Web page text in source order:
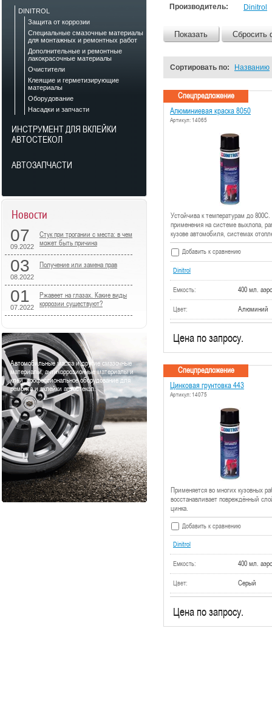
DINITROL
Защита от коррозии
Специальные смазочные материалы
для монтажных и ремонтных работ
Дополнительные и ремонтные
лакокрасочные материалы
Очистители
Клеящие и герметизирующие
материалы
Оборудование
Насадки и запчасти
ИНСТРУМЕНТ ДЛЯ ВКЛЕЙКИ
АВТОСТЕКОЛ
АВТОЗАПЧАСТИ
Новости
07
09.2022
Стук при трогании с места: в чем
может быть причина
03
08.2022
Получение или замена прав
01
07.2022
Ржавеет на глазах. Какие виды
коррозии существуют?
Автомобильные масла и другие смазочные
материалы, антикоррозионные материалы и
клеи, профессиональное оборудование для
ремонта и вклейки автостекол.
Производитель: Dinitrol
Показать Сбросить
Сортировать по: Названию
Спецпредложение
Алюминиевая краска 8050
Артикул: 14065
Устойчива к температурам до
применения на системе выхлопа,
кузове автомобиля, системах
Добавить к сравнению
Dinitrol
Емкость: 400 мл.
Цвет: Алюминий
Цена по запросу.
Спецпредложение
Цинковая грунтовка 443
Артикул: 14075
Применяется во многих кузовных
восстанавливает повреждённый
цинка.
Добавить к сравнению
Dinitrol
Емкость: 400 мл.
Цвет: Серый
Цена по запросу.